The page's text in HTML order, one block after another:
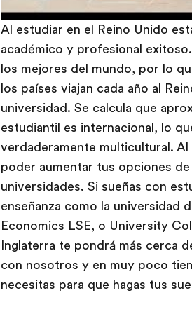
Al estudiar en el Reino Unido
académico y profesional
los mejores del mundo, por lo
los países viajan cada año al
universidad. Se calcula que
estudiantil es internacional, lo
verdaderamente multicultural.
poder aumentar tus opciones
universidades. Si sueñas con
enseñanza como la universidad
Economics LSE, o University
Inglaterra te pondrá más cerca
con nosotros y en muy poco
necesitas para que hagas tus